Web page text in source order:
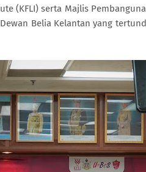
(KFLI) serta Majlis
Belia Kelantan yang